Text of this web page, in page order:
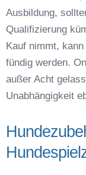
Ausbildung,
Qualifizierung
Kauf nimmt,
fündig werden.
außer Acht
Unabhängigkeit